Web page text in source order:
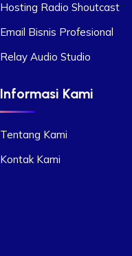
Hosting Radio Shoutcast
Email Bisnis Profesional
Relay Audio Studio
Informasi Kami
Tentang Kami
Kontak Kami